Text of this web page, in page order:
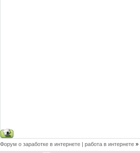
Форум о заработке в интернете | работа в интернете »